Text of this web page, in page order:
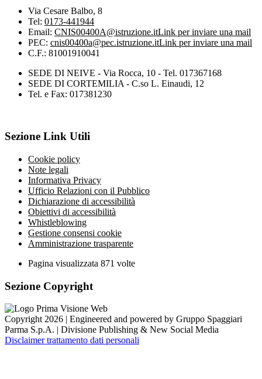
Via Cesare Balbo, 8
Tel: 0173-441944
Email: CNIS00400A@istruzione.itLink per inviare una mail
PEC: cnis00400a@pec.istruzione.itLink per inviare una mail
C.F.: 81001910041
SEDE DI NEIVE - Via Rocca, 10 - Tel. 017367168
SEDE DI CORTEMILIA - C.so L. Einaudi, 12
Tel. e Fax: 017381230
Sezione Link Utili
Cookie policy
Note legali
Informativa Privacy
Ufficio Relazioni con il Pubblico
Dichiarazione di accessibilità
Obiettivi di accessibilità
Whistleblowing
Gestione consensi cookie
Amministrazione trasparente
Pagina visualizzata 871 volte
Sezione Copyright
Copyright 2026 | Engineered and powered by Gruppo Spaggiari
Parma S.p.A. | Divisione Publishing & New Social Media
Disclaimer trattamento dati personali